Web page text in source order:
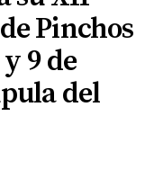
Pinchos
9 de
del